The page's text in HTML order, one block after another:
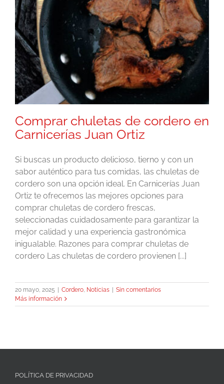
Comprar chuletas de cordero en
Carnicerías Juan Ortiz
Si buscas un producto delicioso, tierno y con un
sabor auténtico para tus comidas, las chuletas de
cordero son una opción ideal. En Carnicerías Juan
Ortiz te ofrecemos las mejores opciones para
comprar chuletas de cordero frescas,
seleccionadas cuidadosamente para garantizar la
mejor calidad y una experiencia gastronómica
inigualable. Razones para comprar chuletas de
cordero Las chuletas de cordero provienen [...]
20 mayo, 2025 Cordero, Noticias
Sin comentarios
Más información
POLÍTICA DE PRIVACIDAD